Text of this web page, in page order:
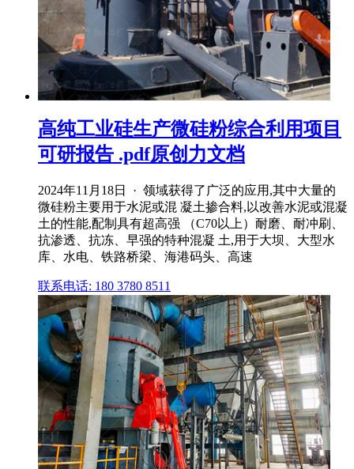
高纯工业硅生产微硅粉综合利用项目
可研报告 .pdf原创力文档
2024年11月18日 · 领域获得了广泛的应用,其中大量的
微硅粉主要用于水泥或混 凝土掺合料,以改善水泥或混凝
土的性能,配制具有超高强 （C70以上）耐磨、耐冲刷、
抗渗透、抗冻、早强的特种混凝 土,用于大坝、大型水
库、水电、铁路桥梁、海港码头、高速
联系电话: 180 3780 8511